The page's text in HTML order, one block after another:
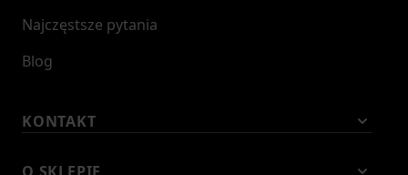
Najczęstsze pytania
Blog
KONTAKT